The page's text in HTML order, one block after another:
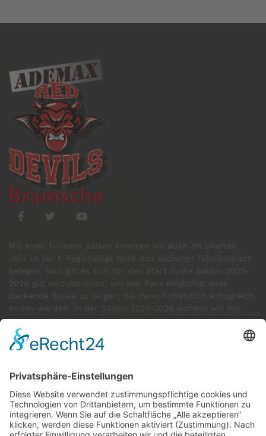
Mit einer furiosen Saison konnten wir auch im zweiten
Jahr in der 1. Regionalliga Nord den sechsten Tabellenplatz
packende Spiele zu zeigen, die dann hoffentlich erfolgreich
folgenden Spielern in der 1. Regionalliga Nord an den Start
gehen:
GÄSTE ONLINE
Aktuell:7 Gäste
Rekord: 922 Gäste am 30. Mai 2026 @ 21:22